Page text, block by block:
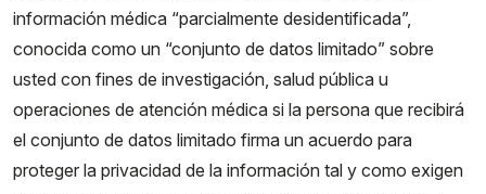
información médica “parcialmente desidentificada”,
conocida como un “conjunto de datos limitado” sobre
usted con fines de investigación, salud pública u
operaciones de atención médica si la persona que recibirá
el conjunto de datos limitado firma un acuerdo para
proteger la privacidad de la información tal y como exigen